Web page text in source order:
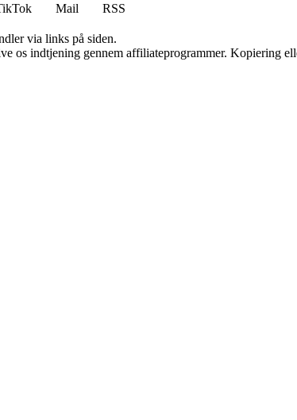
Mail
RSS
via links på siden.
os indtjening gennem affiliateprogrammer. Kopiering